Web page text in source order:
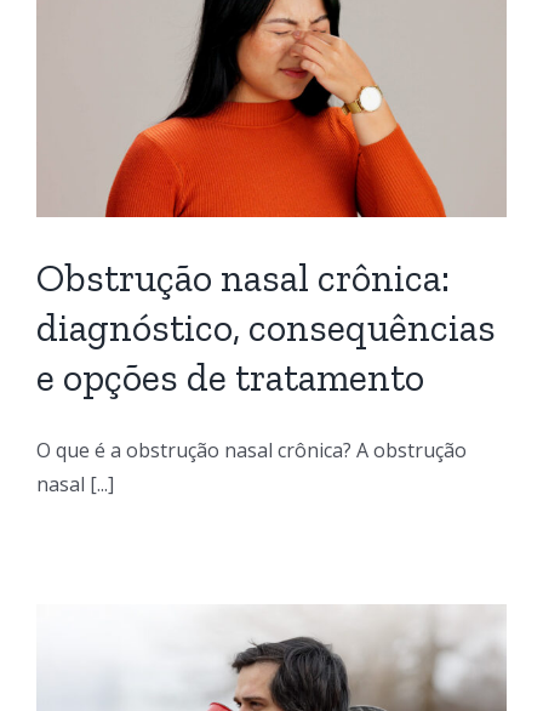
Obstrução nasal crônica:
diagnóstico, consequências
e opções de tratamento
O que é a obstrução nasal crônica? A obstrução
nasal [...]